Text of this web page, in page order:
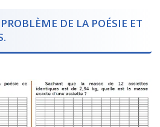
DE LA POÉSIE ET